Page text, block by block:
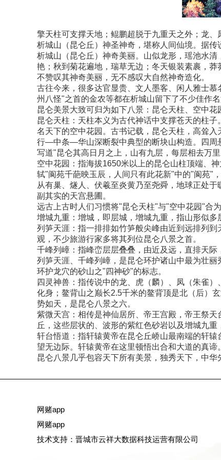
擎天柱可支撑天地；鲲鹏超脱于九重天之外；龙
析城山（昆仑丘）神圣神奇，堪称人间仙境。据传
析城山（昆仑丘）神奇美丽。山似龙形，瑶池水
艳；秋到菊花遍地，瑞草无边；冬天银装素裹，
不赞叹其神奇美丽，无不感叹大自然神奇造化。
古往今来，很多达官显贵、文人墨客、闲人雅士
州八怪"之首的金农等都在析城山留下了不少佳作
昆仑美景大致可归为如下八景：昆仑天柱、空中
昆仑天柱：天柱本义为古代神话中支撑苍天的柱
名天下的空中花园。古书记载，昆仑天柱，高耸
行—中条—华山深断裂中典型的断块山构造。四周
写道"昆仑其高日月之上，山有九层，每层相去万
空中花园：指海拔1650米以上的昆仑山柱顶端、
轼"阆苑千葩映玉辰，人间只有此花新"中的"阆苑"
从有巢、燧人、伏羲至炎黄乃至尧舜，地球正处
副其实的天宫悬圃。
远古上古时人们习惯将"昆仑天柱"与"空中花园"合
增城九重：增城，即层城，增城九重，指山形似
列笋天涯：指一排排如竹笋般尖峰由近到远排列
观，不少旅游行家多将其列位昆仑八景之首。
千峰列嶂：指峰峦层层叠叠，由近及远，直排天
列笋天涯、千峰列嶂，是昆仑环护诸山中最为壮
环护龙穴的砂山之"四神砂"的标志。
四灵神兽：指传说中的龙、虎（麟）、凤（朱雀
化身；鳌背山之巅长2.5千米的鳌背顶是北（后）
势如天，是昆仑八景之六。
紫微天宫：相传是神仙居所、帝王宫殿，帝王祭
丘，这些层状的、波形的紫红色砂岩以及增城九重
轩台悟道：指轩辕黄帝在昆仑丘峤山最南端的轩
望无边际。轩辕黄帝在这里顿悟出合和大道的真谛。
昆仑八景几乎包容天下所有美景，独秀天下，中
网赌app
网赌app
技术支持：晋城市云祥大数据科技运营有限公司